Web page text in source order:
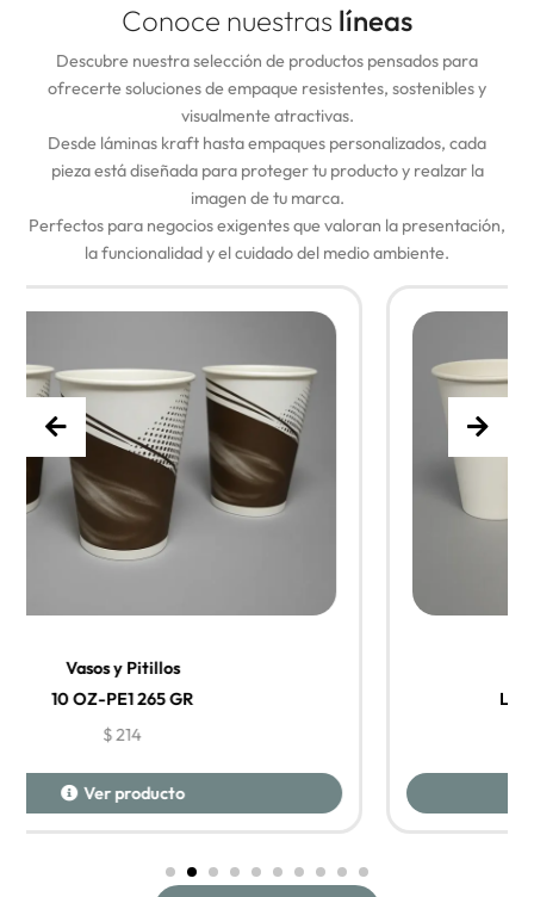
Conoce nuestras líneas
Descubre nuestra selección de productos pensados para
ofrecerte soluciones de empaque resistentes, sostenibles y
visualmente atractivas.
Desde láminas kraft hasta empaques personalizados, cada
pieza está diseñada para proteger tu producto y realzar la
imagen de tu marca.
Perfectos para negocios exigentes que valoran la presentación,
la funcionalidad y el cuidado del medio ambiente.
Línea económica 7OZ-PE1 205gr